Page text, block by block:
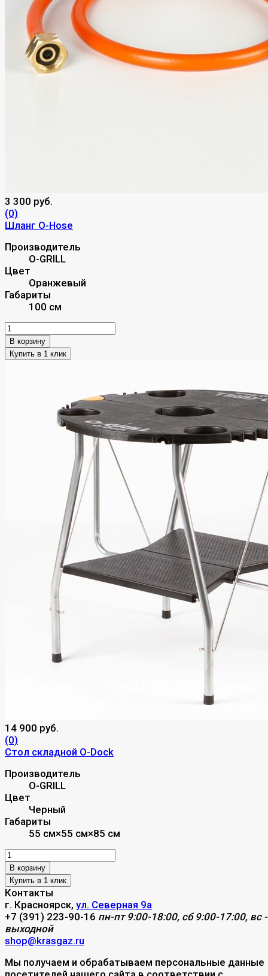
3 300 руб.
(0)
Шланг О-Hose
Производитель
O-GRILL
Цвет
Оранжевый
Габариты
100 см
В корзину
14 900 руб.
(0)
Стол складной О-Dock
Производитель
O-GRILL
Цвет
Черный
Габариты
55 см×55 см×85 см
В корзину
Контакты
г. Красноярск, ул. Северная 9а
+7 (391) 223-90-16 пн-пт 9:00-18:00, сб 9:00-17:00, вс -
выходной
shop@krasgaz.ru
Мы получаем и обрабатываем персональные данные